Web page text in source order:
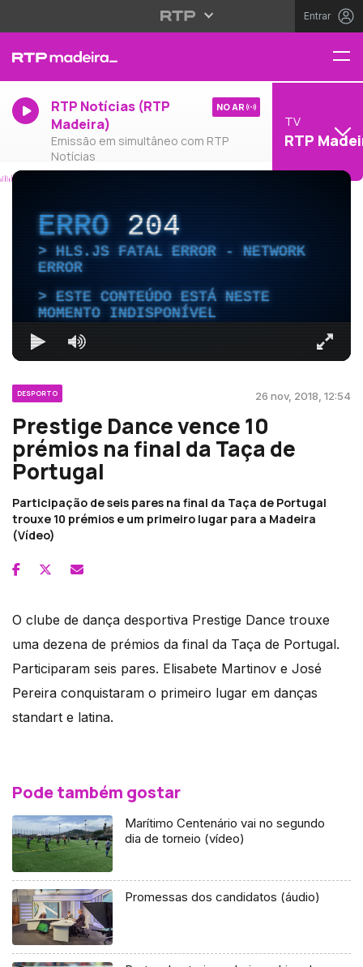
Entrar
RTP Notícias (RTP
Madeira)
Emissão em simultâneo com RTP
Notícias
NO AR
TV
RTP
ERRO204
HLS.JS FATAL ERROR - NETWORK
ERROR
ESTE CONTEÚDO ESTÁ NESTE
MOMENTO INDISPONÍVEL
DESPORTO 26 nov, 2018, 12:54
Prestige Dance vence 10
prémios na final da Taça de
Portugal
Participação de seis pares na final da Taça de Portugal
trouxe 10 prémios e um primeiro lugar para a Madeira
(Vídeo)
O clube de dança desportiva Prestige Dance trouxe
uma dezena de prémios da final da Taça de Portugal.
Participaram seis pares. Elisabete Martinov e José
Pereira conquistaram o primeiro lugar em danças
standart e latina.
Pode também gostar
Marítimo Centenário vai no segundo
dia de torneio (vídeo)
Promessas dos candidatos (áudio)